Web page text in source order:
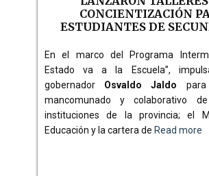
CONCIENTIZACIÓN
ESTUDIANTES DE
En el marco del Programa
Estado va a la Escuela”,
gobernador Osvaldo Jaldo
mancomunado y colaborativo
instituciones de la provincia; el
Educación y la cartera de Read more